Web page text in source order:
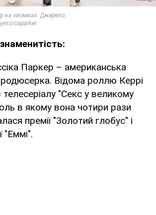
Паркер – американська
Відома роллю Керрі
"Секс у великому
в якому вона чотири рази
премії "Золотий глобус" і
"Еммі".